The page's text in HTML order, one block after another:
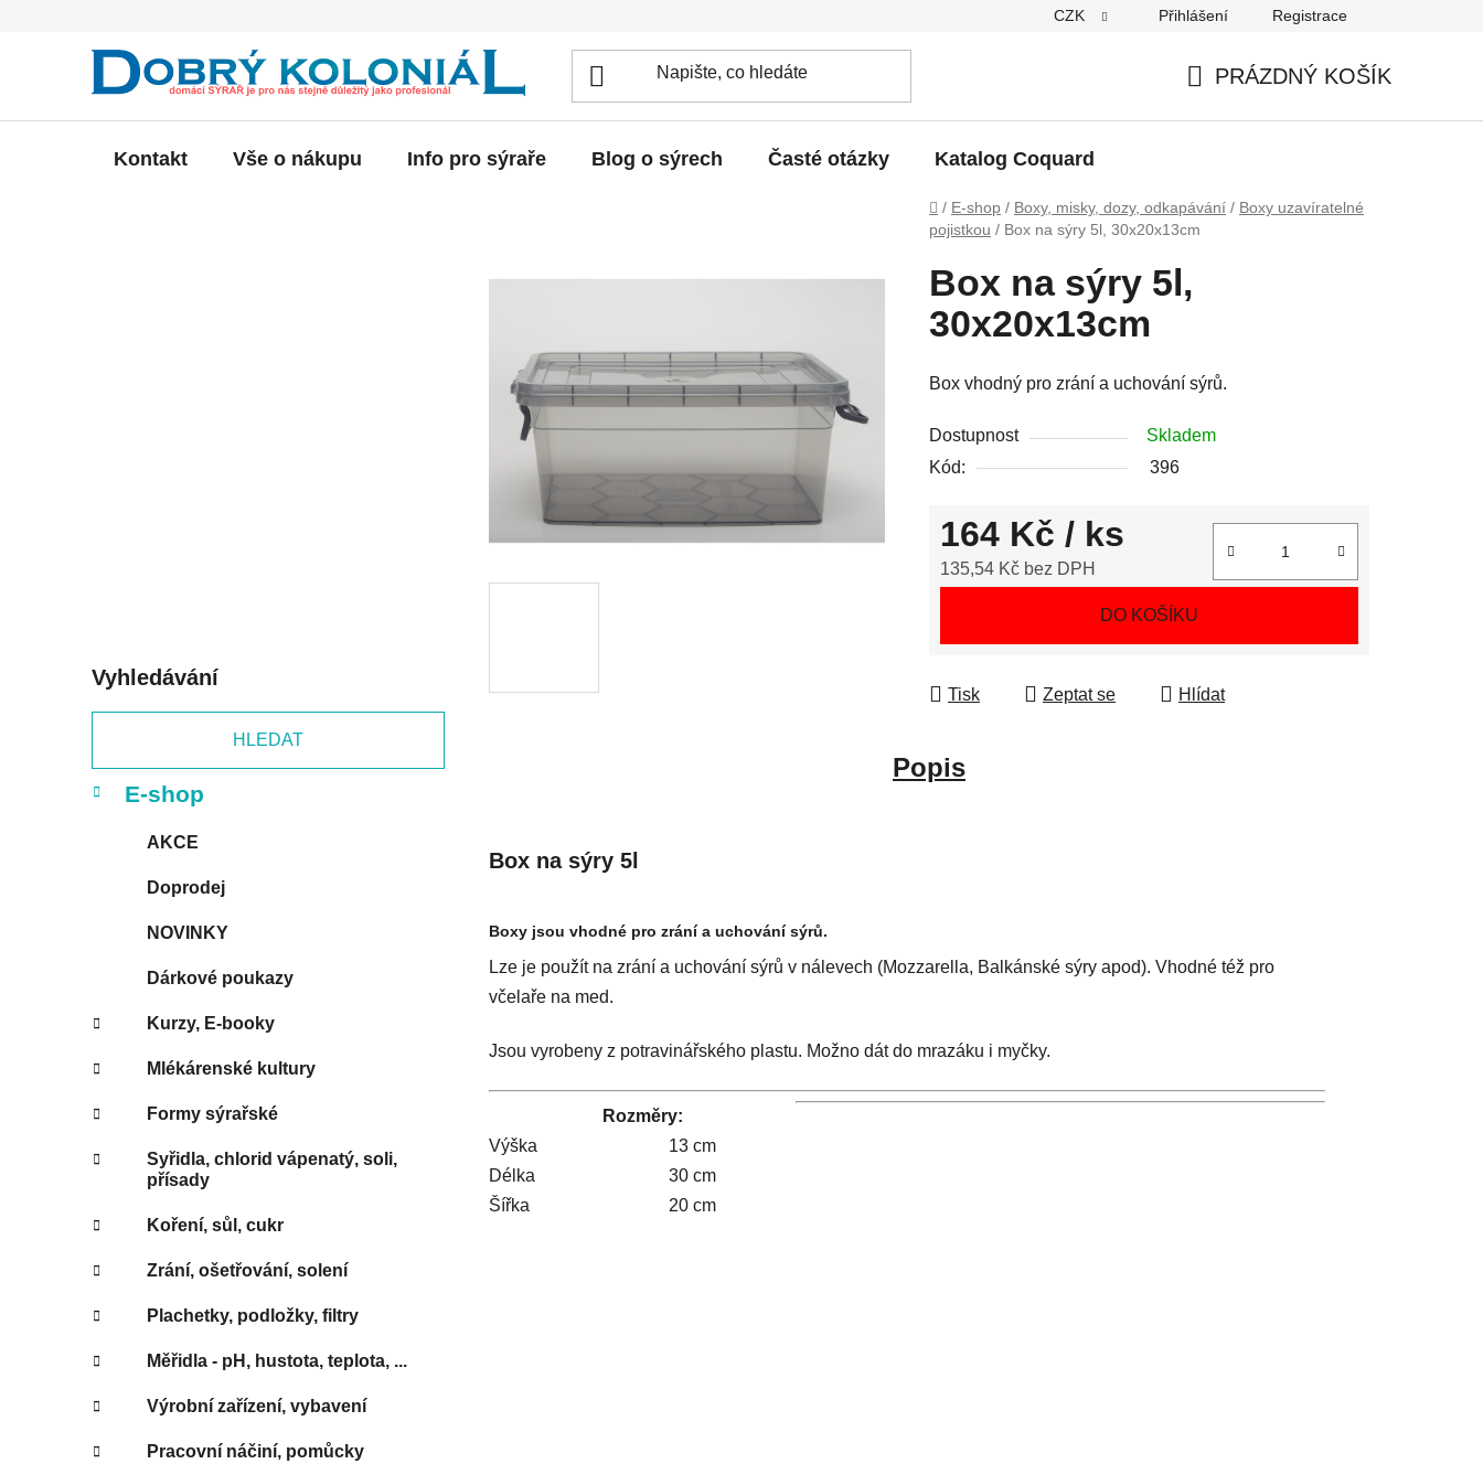
CZK Přihlášení Registrace
PRÁZDNÝ KOŠÍK
Kontakt Vše o nákupu Info pro sýraře Blog o sýrech Časté otázky Katalog Coquard
Domů
/ E-shop / Boxy, misky, dozy, odkapávání / Boxy uzavíratelné
pojistkou / Box na sýry 5l, 30x20x13cm
Vyhledávání
HLEDAT
kategorie
K
a
E-shop
AKCE
Doprodej
NOVINKY
Dárkové poukazy
Kurzy, E-booky
Mlékárenské kultury
Formy sýrařské
Syřidla, chlorid vápenatý, soli,
přísady
Koření, sůl, cukr
Zrání, ošetřování, solení
Plachetky, podložky, filtry
Měřidla - pH, hustota, teplota, ...
Výrobní zařízení, vybavení
Pracovní náčiní, pomůcky
Box na sýry 5l,
30x20x13cm
Box vhodný pro zrání a uchování sýrů.
Dostupnost
Skladem
Kód:
396
164 Kč / ks
135,54 Kč bez DPH
DO KOŠÍKU
Tisk Zeptat se Hlídat
Popis
Box na sýry 5l
Boxy jsou vhodné pro zrání a uchování sýrů.
Lze je použít na zrání a uchování sýrů v nálevech (Mozzarella, Balkánské sýry apod). Vhodné též pro
včelaře na med.
Jsou vyrobeny z potravinářského plastu. Možno dát do mrazáku i myčky.
Rozměry:
Výška
13 cm
Délka
30 cm
Šířka
20 cm